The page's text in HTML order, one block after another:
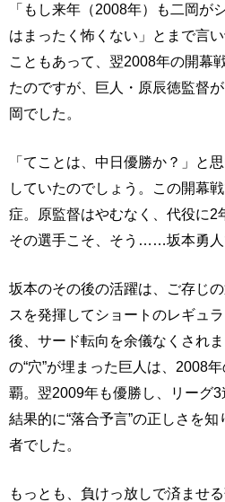
「もし来年（2008年）も二岡が
はまったく怖くない」とまで言
こともあって、翌2008年の開幕
たのですが、巨人・原辰徳監督
岡でした。
「てことは、中日優勝か？」と
していたのでしょう。この開幕
症。原監督はやむなく、代役に2
その選手こそ、そう……坂本勇人
坂本のその後の活躍は、ご存じ
スを発揮してショートのレギュ
後、サード転向を余儀なくされ
の“穴”が埋まった巨人は、2008
覇。翌2009年も優勝し、リーグ3
結果的に“落合予言”の正しさを
者でした。
もっとも、負けっ放しで済ませ